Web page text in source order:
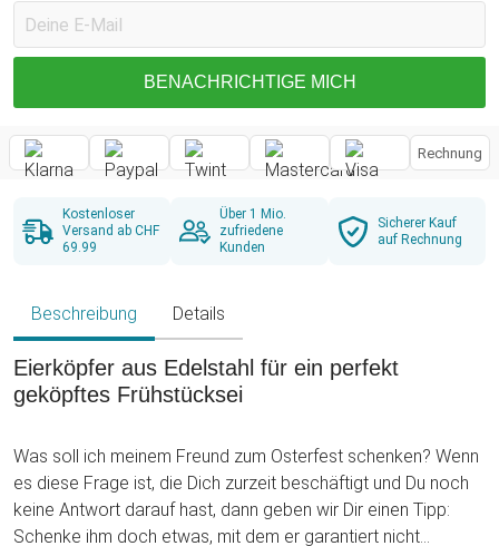
BENACHRICHTIGE MICH
Rechnung
Kostenloser
Versand ab CHF
69.99
Über 1 Mio.
zufriedene
Kunden
Sicherer Kauf
auf Rechnung
Beschreibung Details
Eierköpfer aus Edelstahl für ein perfekt
geköpftes Frühstücksei
Was soll ich meinem Freund zum Osterfest schenken? Wenn
es diese Frage ist, die Dich zurzeit beschäftigt und Du noch
keine Antwort darauf hast, dann geben wir Dir einen Tipp:
Schenke ihm doch etwas, mit dem er garantiert nicht